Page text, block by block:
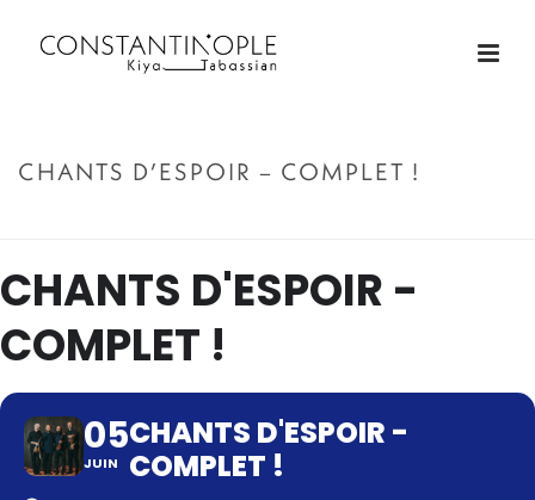
CHANTS D’ESPOIR – COMPLET !
CHANTS D'ESPOIR -
COMPLET !
05
JUIN
CHANTS D'ESPOIR -
COMPLET !